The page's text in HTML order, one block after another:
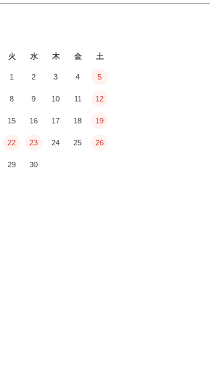
火 水 木 金 土
1 2 3 4 5
8 9 10 11 12
15 16 17 18 19
22 23 24 25 26
29 30